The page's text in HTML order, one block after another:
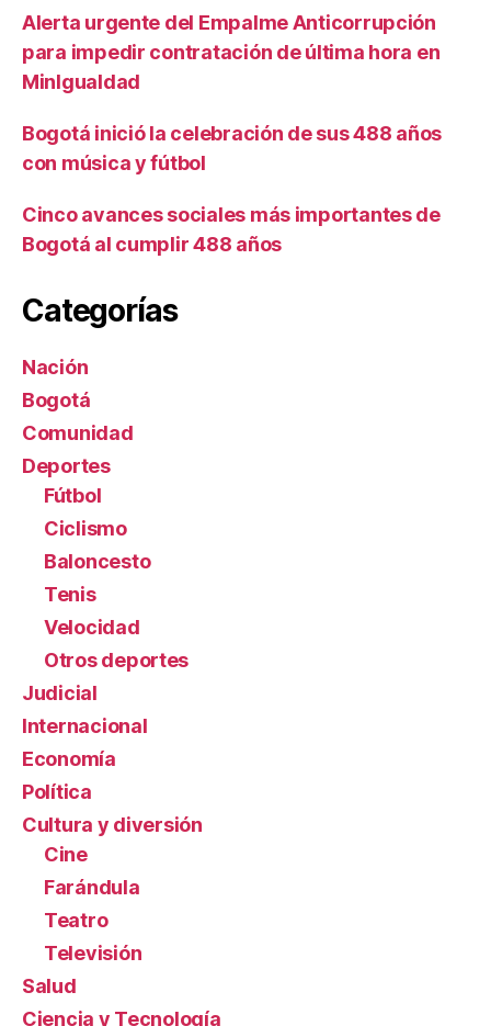
Alerta urgente del Empalme Anticorrupción
para impedir contratación de última hora en
MinIgualdad
Bogotá inició la celebración de sus 488 años
con música y fútbol
Cinco avances sociales más importantes de
Bogotá al cumplir 488 años
Categorías
Nación
Bogotá
Comunidad
Deportes
Fútbol
Ciclismo
Baloncesto
Tenis
Velocidad
Otros deportes
Judicial
Internacional
Economía
Política
Cultura y diversión
Cine
Farándula
Teatro
Televisión
Salud
Ciencia y Tecnología